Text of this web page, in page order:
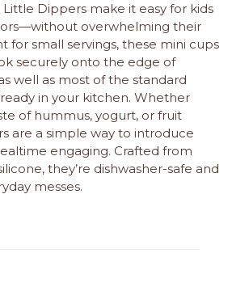
Little Dippers make it easy for kids
overwhelming their
for small servings, these mini cups
securely onto the edge of
well as most of the standard
in your kitchen. Whether
of hummus, yogurt, or fruit
are a simple way to introduce
engaging. Crafted from
they’re dishwasher-safe and
messes.